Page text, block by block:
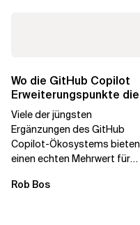
Wo die GitHub Copilot
Erweiterungspunkte die
Governance brechen
Viele der jüngsten
Ergänzungen des GitHub
Copilot-Ökosystems bieten
einen echten Mehrwert für
aber auch die...
Rob Bos